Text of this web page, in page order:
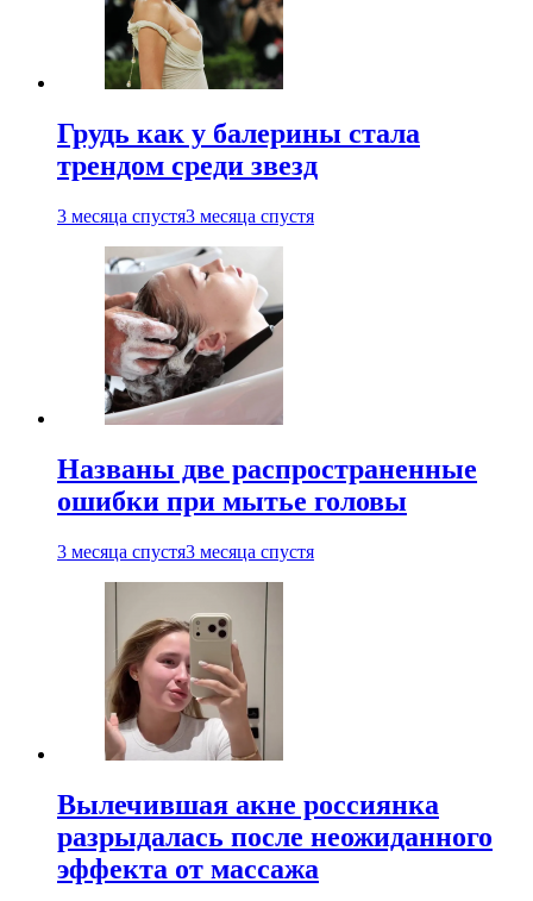
Грудь как у балерины стала
трендом среди звезд
3 месяца спустя3 месяца спустя
Названы две распространенные
ошибки при мытье головы
3 месяца спустя3 месяца спустя
Вылечившая акне россиянка
разрыдалась после неожиданного
эффекта от массажа